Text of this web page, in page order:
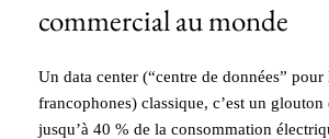
commercial au monde
Un data center (“centre de données” pour
francophones) classique, c’est un glouton
jusqu’à 40 % de la consommation